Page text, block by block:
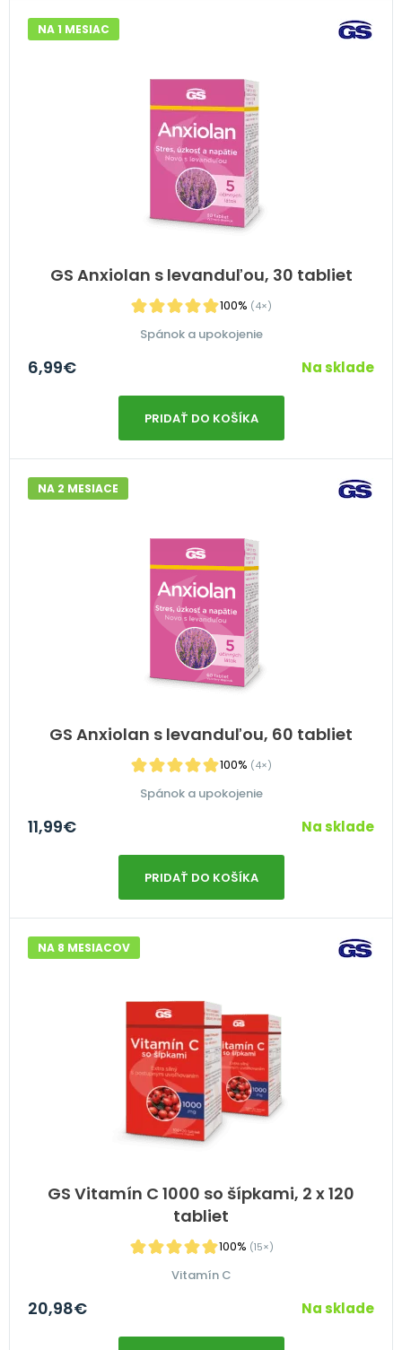
GS Anxiolan s levanduľou, 30 tabliet
100% (4×)
NA 1 MESIAC
Spánok a upokojenie
6,99€ Na sklade
PRIDAŤ DO KOŠÍKA
GS Anxiolan s levanduľou, 60 tabliet
100% (4×)
NA 2 MESIACE
Spánok a upokojenie
11,99€ Na sklade
PRIDAŤ DO KOŠÍKA
GS Vitamín C 1000 so šípkami, 2 x 120
tabliet
100% (15×)
NA 8 MESIACOV
Vitamín C
20,98€ Na sklade